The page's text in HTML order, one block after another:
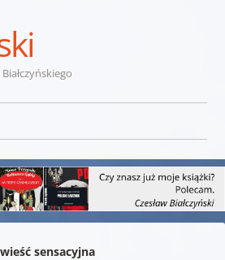
sensacyjna